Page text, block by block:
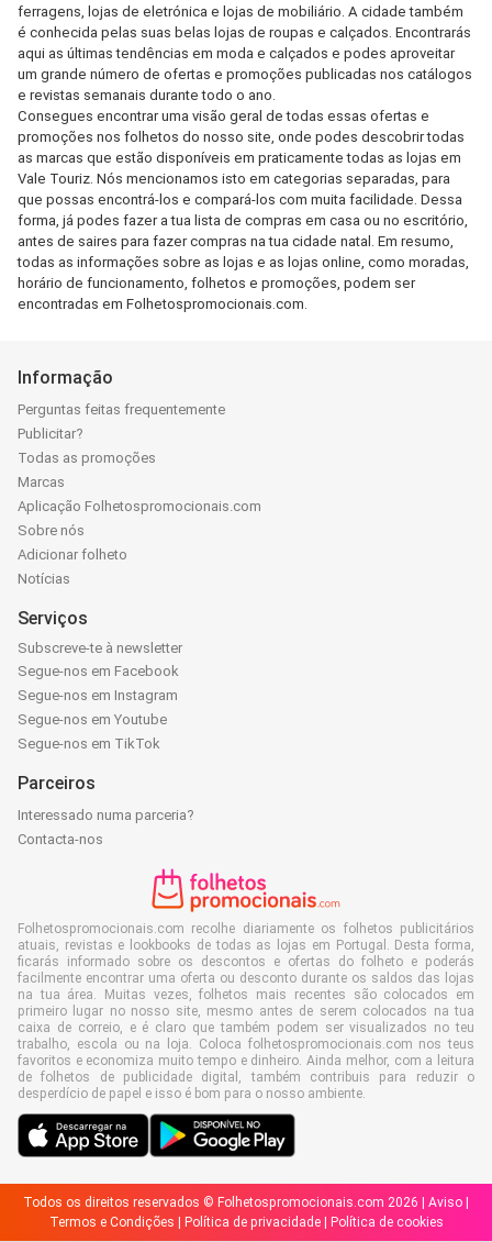
ferragens, lojas de eletrónica e lojas de mobiliário. A cidade também
é conhecida pelas suas belas lojas de roupas e calçados. Encontrarás
aqui as últimas tendências em moda e calçados e podes aproveitar
um grande número de ofertas e promoções publicadas nos catálogos
e revistas semanais durante todo o ano.
Consegues encontrar uma visão geral de todas essas ofertas e
promoções nos folhetos do nosso site, onde podes descobrir todas
as marcas que estão disponíveis em praticamente todas as lojas em
Vale Touriz. Nós mencionamos isto em categorias separadas, para
que possas encontrá-los e compará-los com muita facilidade. Dessa
forma, já podes fazer a tua lista de compras em casa ou no escritório,
antes de saires para fazer compras na tua cidade natal. Em resumo,
todas as informações sobre as lojas e as lojas online, como moradas,
horário de funcionamento, folhetos e promoções, podem ser
encontradas em Folhetospromocionais.com.
Informação
Perguntas feitas frequentemente
Publicitar?
Todas as promoções
Marcas
Aplicação Folhetospromocionais.com
Sobre nós
Adicionar folheto
Notícias
Serviços
Subscreve-te à newsletter
Segue-nos em Facebook
Segue-nos em Instagram
Segue-nos em Youtube
Segue-nos em TikTok
Parceiros
Interessado numa parceria?
Contacta-nos
Folhetospromocionais.com recolhe diariamente os folhetos publicitários
atuais, revistas e lookbooks de todas as lojas em Portugal. Desta forma,
ficarás informado sobre os descontos e ofertas do folheto e poderás
facilmente encontrar uma oferta ou desconto durante os saldos das lojas
na tua área. Muitas vezes, folhetos mais recentes são colocados em
primeiro lugar no nosso site, mesmo antes de serem colocados na tua
caixa de correio, e é claro que também podem ser visualizados no teu
trabalho, escola ou na loja. Coloca folhetospromocionais.com nos teus
favoritos e economiza muito tempo e dinheiro. Ainda melhor, com a leitura
de folhetos de publicidade digital, também contribuis para reduzir o
desperdício de papel e isso é bom para o nosso ambiente.
Todos os direitos reservados © Folhetospromocionais.com 2026 | Aviso
Termos e Condições
Política de privacidade| Política de cookies